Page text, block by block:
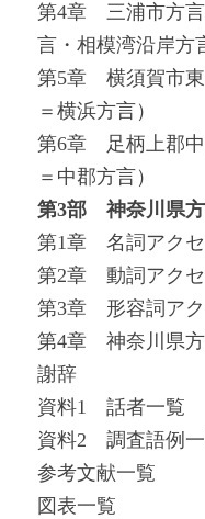
第4章 三浦市方言
言・相模湾沿岸方
第5章 横須賀市東
＝横浜方言）
第6章 足柄上郡中
＝中郡方言）
第3部 神奈川県
第1章 名詞アク
第2章 動詞アク
第3章 形容詞ア
第4章 神奈川県方
謝辞
資料1 話者一覧
資料2 調査語例
参考文献一覧
図表一覧